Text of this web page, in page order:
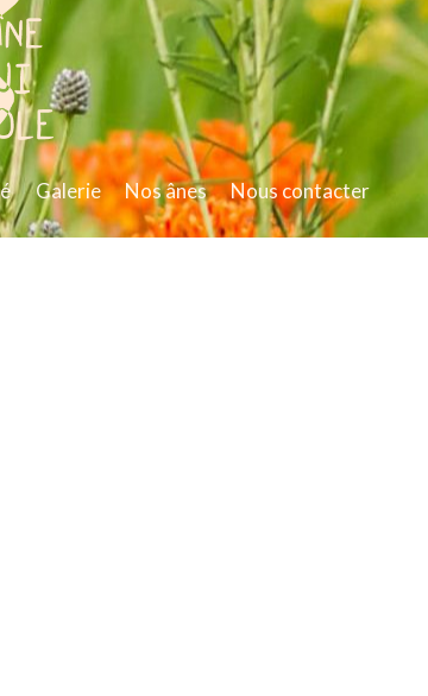
Galerie Nos ânes Nous contacter